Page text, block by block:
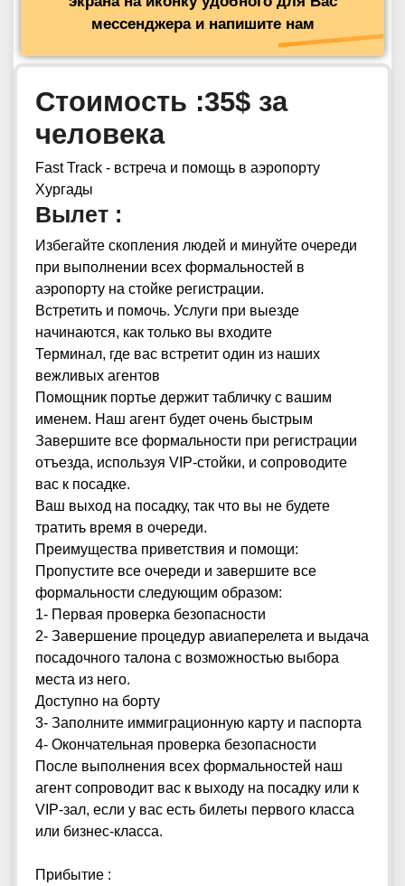
мессенджера и напишите нам
Стоимость :35$ за
человека
Fast Track - встреча и помощь в аэропорту
Хургады
Вылет :
Избегайте скопления людей и минуйте очереди
при выполнении всех формальностей в
аэропорту на стойке регистрации.
Встретить и помочь. Услуги при выезде
начинаются, как только вы входите
Терминал, где вас встретит один из наших
вежливых агентов
Помощник портье держит табличку с вашим
именем. Наш агент будет очень быстрым
Завершите все формальности при регистрации
отъезда, используя VIP-стойки, и сопроводите
вас к посадке.
Ваш выход на посадку, так что вы не будете
тратить время в очереди.
Преимущества приветствия и помощи:
Пропустите все очереди и завершите все
формальности следующим образом:
1- Первая проверка безопасности
2- Завершение процедур авиаперелета и выдача
посадочного талона с возможностью выбора
места из него.
Доступно на борту
3- Заполните иммиграционную карту и паспорта
4- Окончательная проверка безопасности
После выполнения всех формальностей наш
агент сопроводит вас к выходу на посадку или к
VIP-зал, если у вас есть билеты первого класса
или бизнес-класса.
Прибытие :